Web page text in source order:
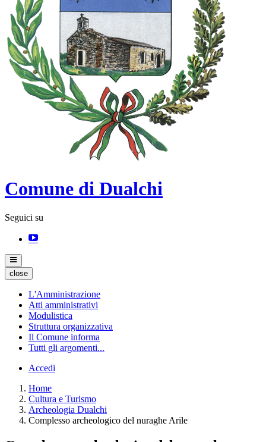
Comune di Dualchi
Seguici su
close
L'Amministrazione
Atti amministrativi
Modulistica
Struttura organizzativa
Il Comune informa
Tutti gli argomenti...
Accedi
Home
Cultura e Turismo
Archeologia Dualchi
Complesso archeologico del nuraghe Arile